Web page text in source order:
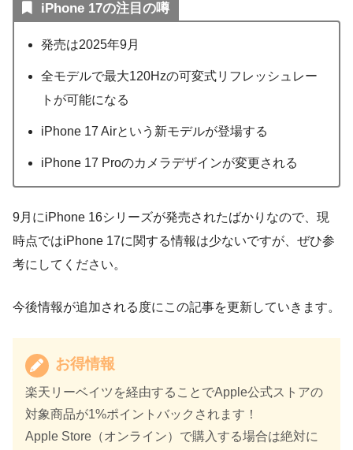
iPhone 17の注目の噂
発売は2025年9月
全モデルで最大120Hzの可変式リフレッシュレー
トが可能になる
iPhone 17 Airという新モデルが登場する
iPhone 17 Proのカメラデザインが変更される
9月にiPhone 16シリーズが発売されたばかりなので、現
時点ではiPhone 17に関する情報は少ないですが、ぜひ参
考にしてください。
今後情報が追加される度にこの記事を更新していきます。
お得情報
楽天リーベイツを経由することでApple公式ストアの
対象商品が1%ポイントバックされます！
Apple Store（オンライン）で購入する場合は絶対に